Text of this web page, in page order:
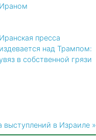
Ираном
Иранская пресса
издевается над Трампом:
в собственной грязи
выступлений в Израиле »